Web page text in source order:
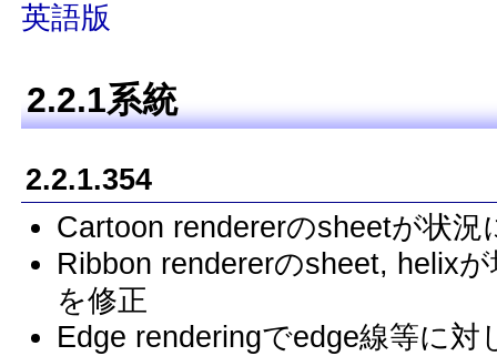
英語版
2.2.1系統
2.2.1.354
Cartoon rendererのsheetが状
Ribbon rendererのsheet, helix
を修正
Edge renderingでedge線等に